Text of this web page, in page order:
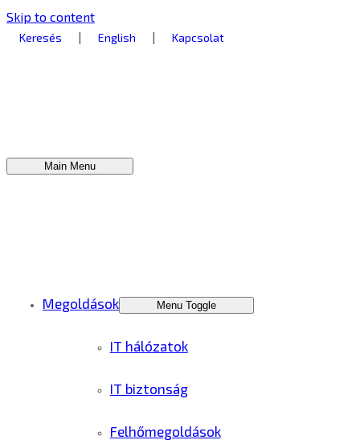
Skip to content
Keresés | English | Kapcsolat
Main Menu
Megoldások Menu Toggle
IT hálózatok
IT biztonság
Felhőmegoldások